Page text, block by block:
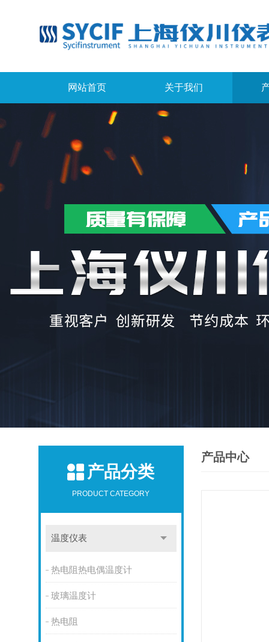
网站首页 关于我们
产品分类
PRODUCT CATEGORY
温度仪表
热电阻热电偶温度计
玻璃温度计
热电阻
产品中心